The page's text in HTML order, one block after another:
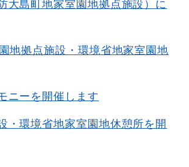
大島町地家室園地拠点施設）に
地拠点施設・環境省地家室園地
ニーを開催します
・環境省地家室園地休憩所を開